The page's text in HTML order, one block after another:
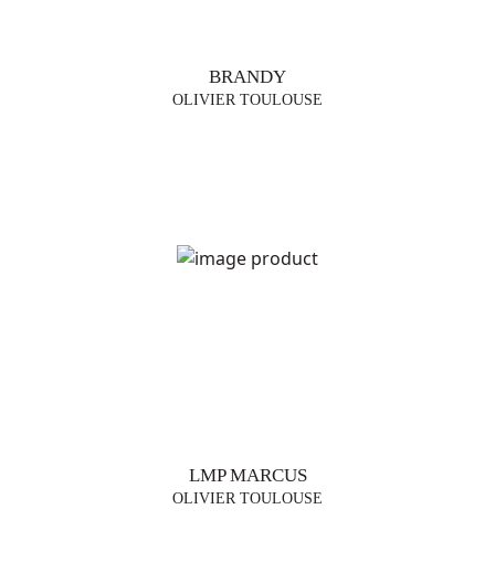
BRANDY
OLIVIER TOULOUSE
LMP MARCUS
OLIVIER TOULOUSE